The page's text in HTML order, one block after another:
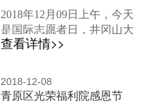
曲、独唱等艺术形式相得益
彰，主题鲜明，现场气氛非
常热情，爷爷奶奶们的观看
协、泰和福利院、颐康医
院、金秋老年公寓、天马艺
术团、吉安中西医结合医院
协会成员。 值此吉安地
区养老服务行业协会的盛
2018年12月09日上午，今天
是国际志愿者日，井冈山大
学爱心社志愿者们以传承敬
春伴夕阳，温情暖社会的目
的，为前青原区光荣福利院
查看详情>>
2018-12-08
青原区光荣福利院感恩节